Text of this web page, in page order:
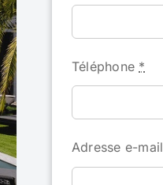
Téléphone *
Adresse e-mail